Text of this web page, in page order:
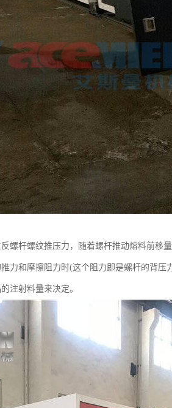
螺杆螺纹推压力，随着螺杆推动熔料前移
力和摩擦阻力时(这个阻力即是螺杆的背压
注射料量来决定。